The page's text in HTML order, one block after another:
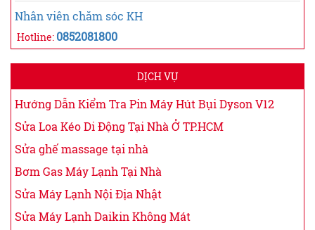
Nhân viên chăm sóc KH
Hotline: 0852081800
DỊCH VỤ
Hướng Dẫn Kiểm Tra Pin Máy Hút Bụi Dyson V12
Sửa Loa Kéo Di Động Tại Nhà Ở TP.HCM
Sửa ghế massage tại nhà
Bơm Gas Máy Lạnh Tại Nhà
Sửa Máy Lạnh Nội Địa Nhật
Sửa Máy Lạnh Daikin Không Mát